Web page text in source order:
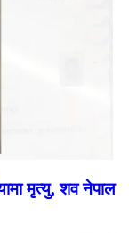
मृत्यु, शव नेपाल